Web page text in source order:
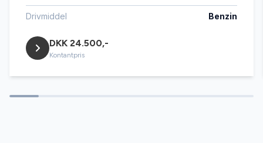
mørktonede ruder bag
Regnsensor
Drivmiddel Benzin
DKK 24.500,-
Kontantpris